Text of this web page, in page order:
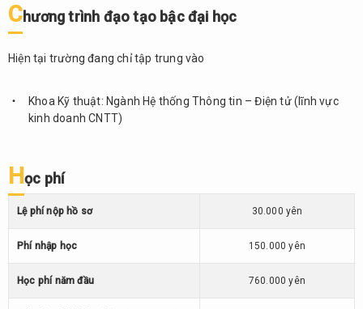
Học
7.6.
tuyển
sinh
Chính
sách
hỗ
sinh
viên
quốc
Chương trình đạo tạo bậc đại học
Hiện tại trường đang chỉ tập trung vào
Khoa Kỹ thuật: Ngành Hệ thống Thông tin – Điện tử (lĩnh vực
kinh doanh CNTT)
Học phí
Lệ phí nộp hồ sơ 30.000 yên
Phí nhập học 150.000 yên
Học phí năm đầu 760.000 yên